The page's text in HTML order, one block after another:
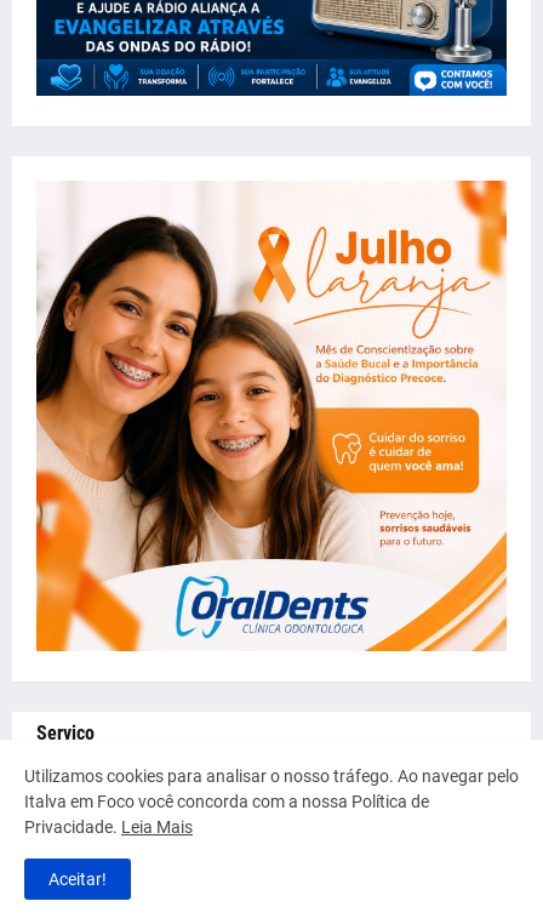
Serviço
Utilizamos cookies para analisar o nosso tráfego. Ao navegar pelo
Italva em Foco você concorda com a nossa Política de
Privacidade. Leia Mais
Aceitar!